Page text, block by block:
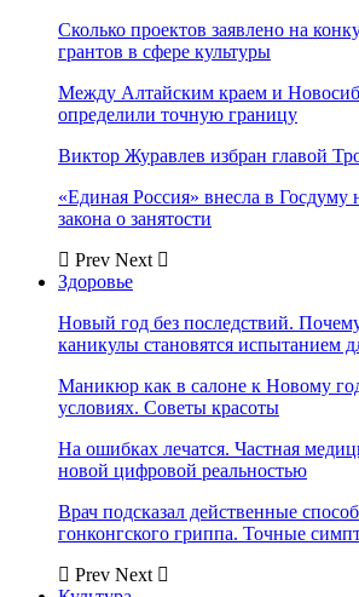
Сколько проектов заявлено на
грантов в сфере культуры
Между Алтайским краем и
определили точную границу
Виктор Журавлев избран главой
«Единая Россия» внесла в
закона о занятости
Prev Next
Здоровье
Новый год без последствий.
каникулы становятся испытанием
Маникюр как в салоне к Новому
условиях. Советы красоты
На ошибках лечатся. Частная
новой цифровой реальностью
Врач подсказал действенные
гонконгского гриппа. Точные
Prev Next